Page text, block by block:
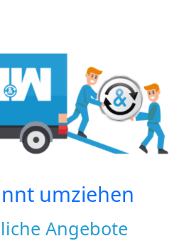
umziehen
Angebote